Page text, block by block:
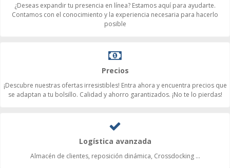
¿Deseas expandir tu presencia en línea? Estamos aquí para ayudarte.
Contamos con el conocimiento y la experiencia necesaria para hacerlo
posible
Precios
¡Descubre nuestras ofertas irresistibles! Entra ahora y encuentra precios que
se adaptan a tu bolsillo. Calidad y ahorro garantizados. ¡No te lo pierdas!
Logística avanzada
Almacén de clientes, reposición dinámica, Crossdocking ...